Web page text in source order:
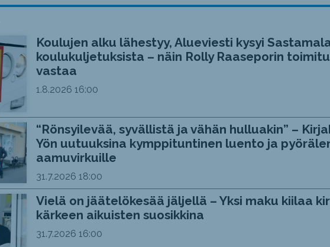
Koulujen alku lähestyy, Alueviesti kysyi
koulukuljetuksista – näin Rolly Raaseporin
vastaa
1.8.2026 16:00
“Rönsyilevää, syvällistä ja vähän hulluakin” –
Yön uutuuksina kymppituntinen luento ja
aamuvirkuille
31.7.2026 18:00
Vielä on jäätelökesää jäljellä – Yksi maku kiilaa
kärkeen aikuisten suosikkina
31.7.2026 16:00